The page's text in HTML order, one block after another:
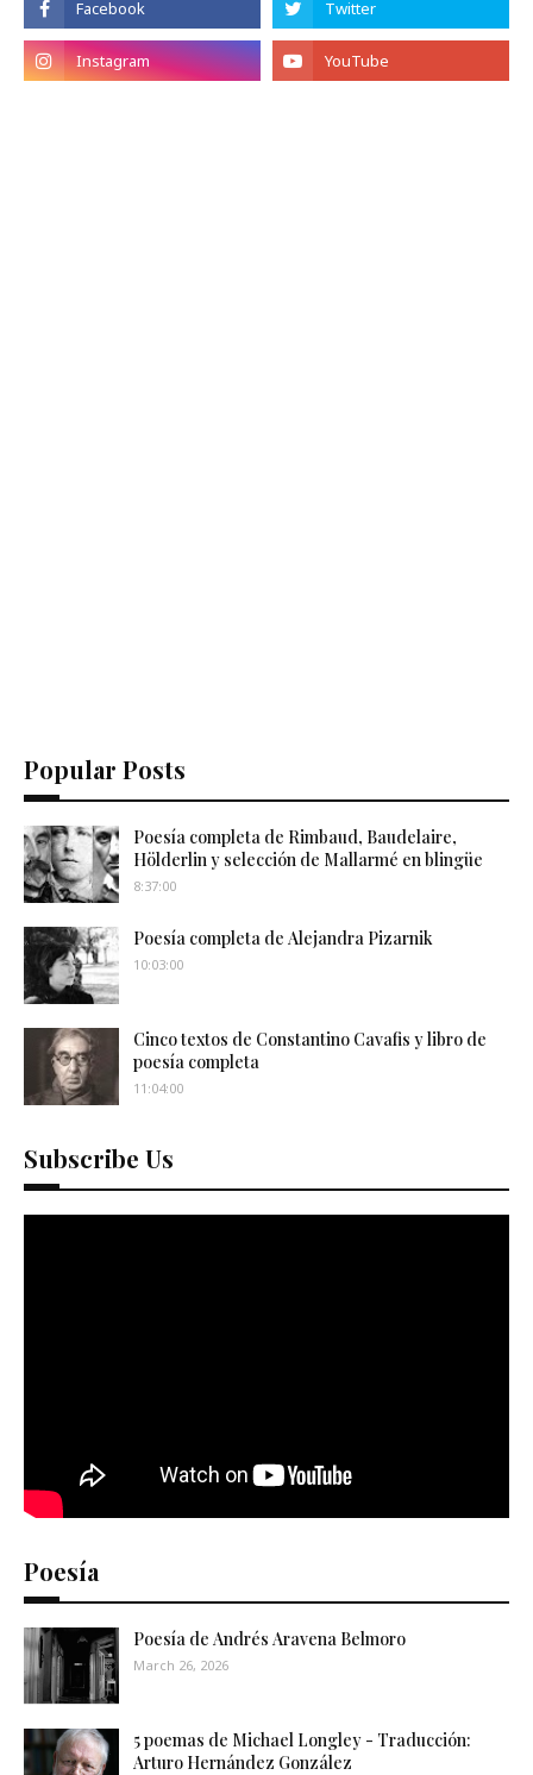
Popular Posts
Poesía completa de Rimbaud, Baudelaire,
Hölderlin y selección de Mallarmé en blingüe
8:37:00
Poesía completa de Alejandra Pizarnik
10:03:00
Cinco textos de Constantino Cavafis y libro de
poesía completa
11:04:00
Subscribe Us
Poesía
Poesía de Andrés Aravena Belmoro
March 26, 2026
5 poemas de Michael Longley - Traducción:
Arturo Hernández González